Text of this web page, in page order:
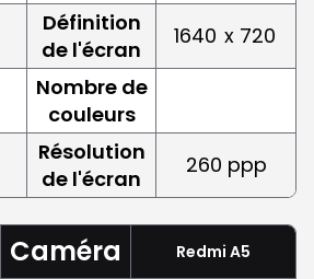
Définition
de l'écran
1640 x 720
Nombre de
couleurs
Résolution
de l'écran
260 ppp
Caméra Redmi A5